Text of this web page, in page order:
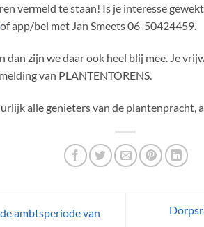
vermeld te staan! Is je interesse
of app/bel met Jan Smeets 06-50424459.
dan zijn we daar ook heel blij mee. Je
van PLANTENTORENS.
alle genieters van de plantenpracht,
ambtsperiode van